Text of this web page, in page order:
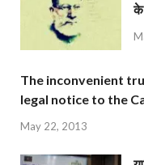
के
The inconvenient
legal notice to the
May 22, 2013